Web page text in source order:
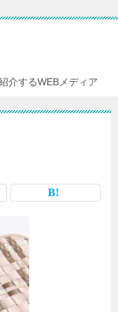
介するWEBメディア